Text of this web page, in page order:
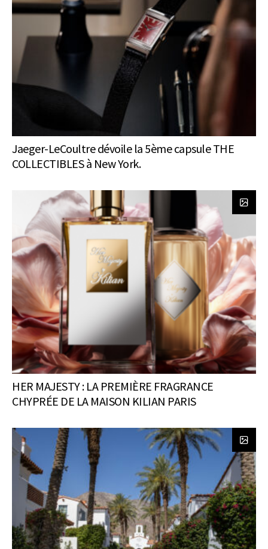
Jaeger-LeCoultre dévoile la 5ème capsule THE
COLLECTIBLES à New York.
HER MAJESTY : LA PREMIÈRE FRAGRANCE
CHYPRÉE DE LA MAISON KILIAN PARIS